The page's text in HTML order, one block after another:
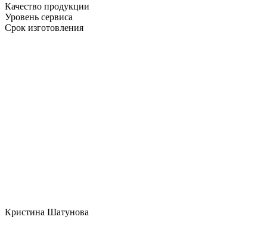
Качество продукции
Уровень сервиса
Срок изготовления
Кристина Шатунова